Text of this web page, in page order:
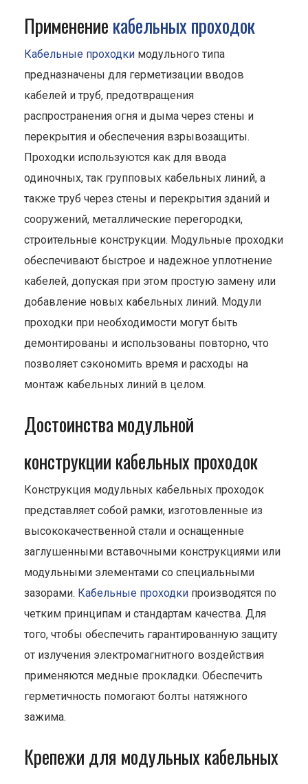
Применение кабельных проходок
Кабельные проходки модульного типа
предназначены для герметизации вводов
кабелей и труб, предотвращения
распространения огня и дыма через стены и
перекрытия и обеспечения взрывозащиты.
Проходки используются как для ввода
одиночных, так групповых кабельных линий, а
также труб через стены и перекрытия зданий и
сооружений, металлические перегородки,
строительные конструкции. Модульные проходки
обеспечивают быстрое и надежное уплотнение
кабелей, допуская при этом простую замену или
добавление новых кабельных линий. Модули
проходки при необходимости могут быть
демонтированы и использованы повторно, что
позволяет сэкономить время и расходы на
монтаж кабельных линий в целом.
Достоинства модульной
конструкции кабельных проходок
Конструкция модульных кабельных проходок
представляет собой рамки, изготовленные из
высококачественной стали и оснащенные
заглушенными вставочными конструкциями или
модульными элементами со специальными
зазорами. Кабельные проходки производятся по
четким принципам и стандартам качества. Для
того, чтобы обеспечить гарантированную защиту
от излучения электромагнитного воздействия
применяются медные прокладки. Обеспечить
герметичность помогают болты натяжного
зажима.
Крепежи для модульных кабельных